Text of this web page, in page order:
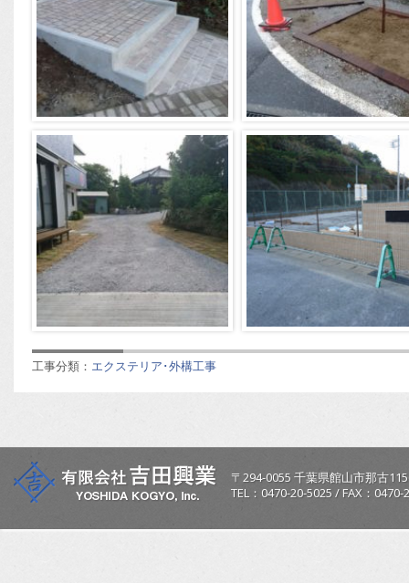
工事分類： エクステリア･外構工事
〒294-0055千葉県館山市那古
TEL： 0470-20-5025/ FAX：0470-